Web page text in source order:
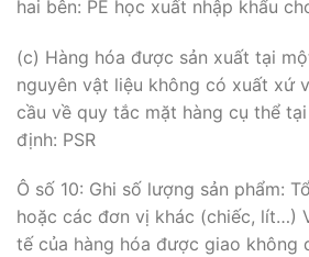
hai bên: PE học xuất nhập khẩu
(c) Hàng hóa được sản xuất tại
nguyên vật liệu không có xuất xứ
cầu về quy tắc mặt hàng cụ thể
định: PSR
Ô số 10: Ghi số lượng sản phẩm:
hoặc các đơn vị khác (chiếc, lít…)
tế của hàng hóa được giao không